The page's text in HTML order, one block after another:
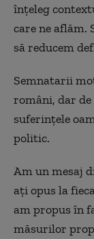
înţeleg
care ne aflăm.
să reducem
Semnatarii
români, dar
suferinţele
politic.
Am un mesaj
aţi opus la
am propus în
măsurilor